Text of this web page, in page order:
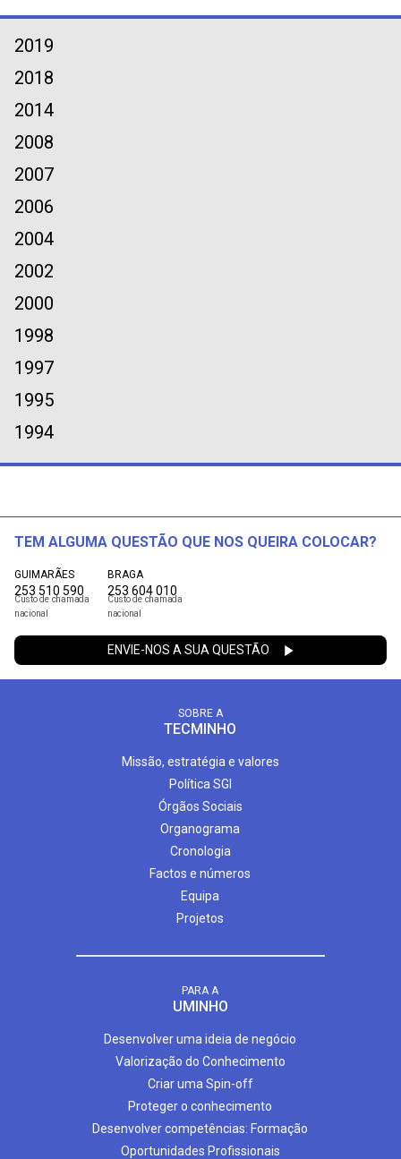
2019
2018
2014
2008
2007
2006
2004
2002
2000
1998
1997
1995
1994
TEM ALGUMA QUESTÃO QUE NOS QUEIRA COLOCAR?
GUIMARÃES
253 510 590
Custo de chamada
nacional
BRAGA
253 604 010
Custo de chamada
nacional
ENVIE-NOS A SUA QUESTÃO
SOBRE A
TECMINHO
Missão, estratégia e valores
Política SGI
Órgãos Sociais
Organograma
Cronologia
Factos e números
Equipa
Projetos
PARA A
UMINHO
Desenvolver uma ideia de negócio
Valorização do Conhecimento
Criar uma Spin-off
Proteger o conhecimento
Desenvolver competências: Formação
Oportunidades Profissionais